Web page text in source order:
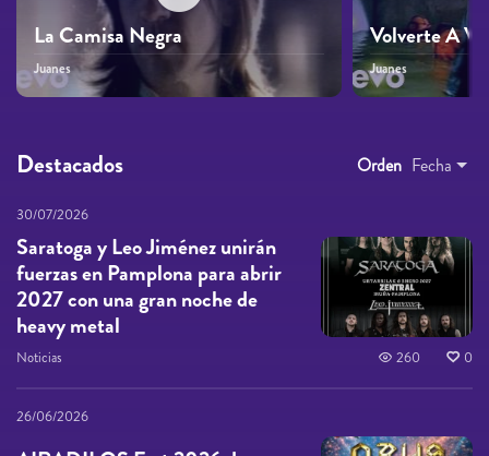
La Camisa Negra
Juanes
Volverte A
Juanes
Destacados Orden Fecha
30/07/2026
Saratoga y Leo Jiménez unirán
fuerzas en Pamplona para abrir
2027 con una gran noche de
heavy metal
Noticias 260 0
26/06/2026